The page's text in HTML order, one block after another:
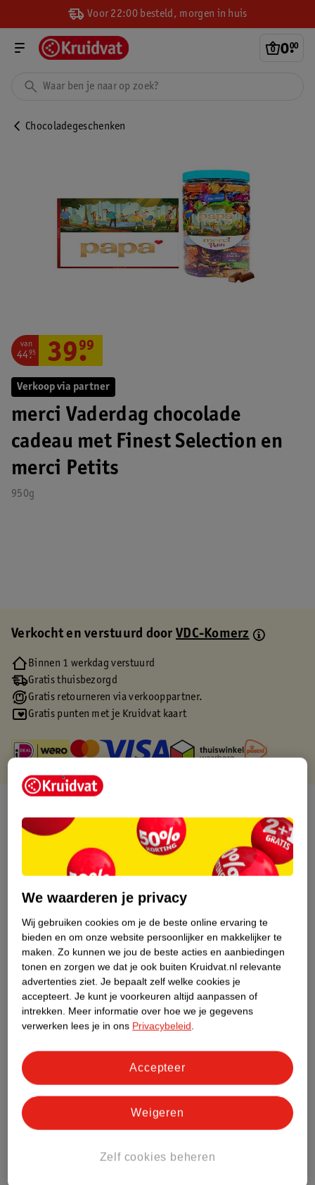
Voor 22:00 besteld, morgen in huis
0.
00
Chocoladegeschenken
Verkoop via partner
merci Vaderdag chocolade
cadeau met Finest Selection en
merci Petits
950g
van
44.
95 39.
99
Verkocht en verstuurd doorVDC-Komerz
Binnen 1 werkdag verstuurd
Gratis thuisbezorgd
Gratis retourneren via verkooppartner.
Gratis punten met je Kruidvat kaart
Productinformatie
Etiketinformatie
Nature Impact Score
Dit product heeft (nog) geen Nature
Impact Score.
Meer informatie
Bestel & Bezorginformatie
Bekijk ook
Alle Chocoladegeschenken
We waarderen je privacy
Wij gebruiken cookies om je de beste online ervaring te
bieden en om onze website persoonlijker en makkelijker te
maken. Zo kunnen we jou de beste acties en aanbiedingen
tonen en zorgen we dat je ook buiten Kruidvat.nl relevante
advertenties ziet. Je bepaalt zelf welke cookies je
accepteert. Je kunt je voorkeuren altijd aanpassen of
intrekken. Meer informatie over hoe we je gegevens
verwerken lees je in ons Privacybeleid.
Zelf cookies beheren
Weigeren
Accepteer